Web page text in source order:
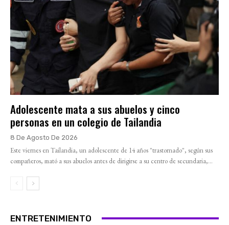
Adolescente mata a sus abuelos y cinco
personas en un colegio de Tailandia
8 De Agosto De 2026
Este viernes en Tailandia, un adolescente de 14 años "trastornado", según sus
compañeros, mató a sus abuelos antes de dirigirse a su centro de secundaria,...
ENTRETENIMIENTO